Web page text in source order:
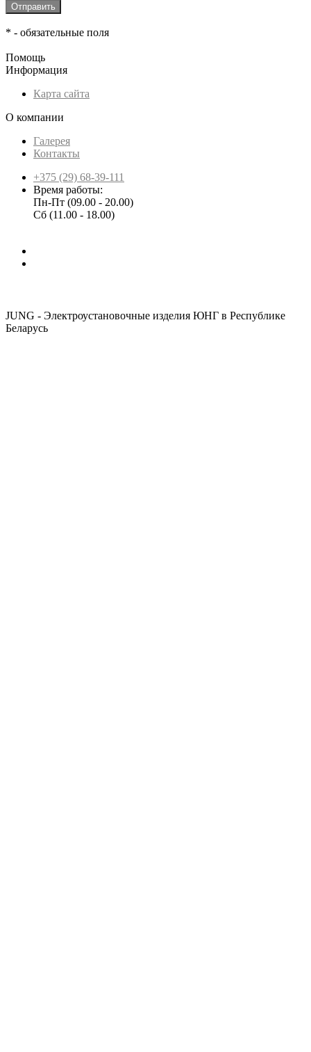
* - обязательные поля
Помощь
Информация
Карта сайта
О компании
Галерея
Контакты
+375 (29) 68-39-111
Время работы:
Пн-Пт (09.00 - 20.00)
Сб (11.00 - 18.00)
JUNG - Электроустановочные изделия ЮНГ в Республике
Беларусь